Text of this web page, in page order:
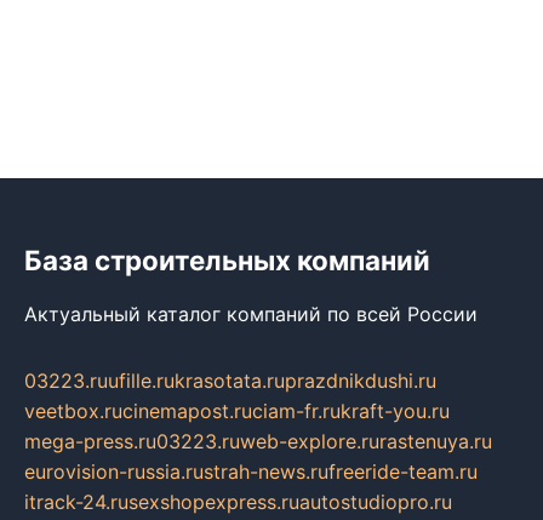
База строительных компаний
Актуальный каталог компаний по всей России
03223.ruufille.rukrasotata.ruprazdnikdushi.ru
veetbox.rucinemapost.ruciam-fr.rukraft-you.ru
mega-press.ru03223.ruweb-explore.rurastenuya.ru
eurovision-russia.rustrah-news.rufreeride-team.ru
itrack-24.rusexshopexpress.ruautostudiopro.ru